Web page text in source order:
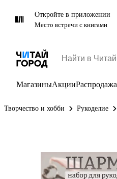
Откройте в приложении
Место встречи с книгами
МагазиныАкцииРаспродажа
Творчество и хобби Рукоделие